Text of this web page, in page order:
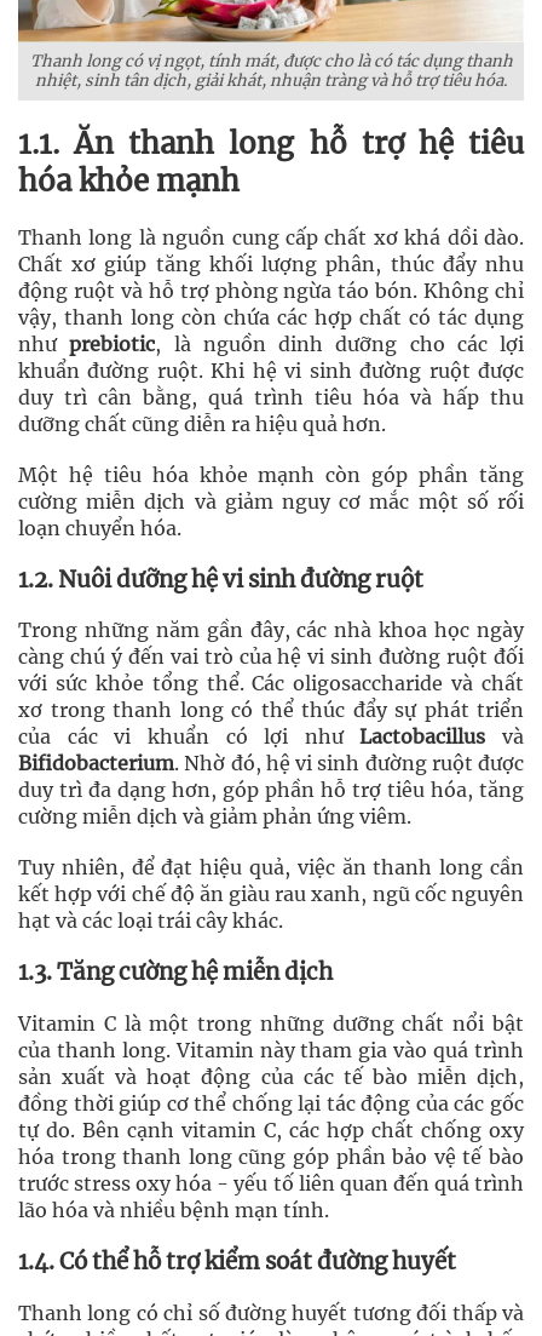
Thanh long có vị ngọt, tính mát, được cho là có tác dụng thanh
nhiệt, sinh tân dịch, giải khát, nhuận tràng và hỗ trợ tiêu hóa.
1.1. Ăn thanh long hỗ trợ hệ tiêu
hóa khỏe mạnh
Thanh long là nguồn cung cấp chất xơ khá dồi dào.
Chất xơ giúp tăng khối lượng phân, thúc đẩy nhu
động ruột và hỗ trợ phòng ngừa táo bón. Không chỉ
vậy, thanh long còn chứa các hợp chất có tác dụng
nhưprebiotic, là nguồn dinh dưỡng cho các lợi
khuẩn đường ruột. Khi hệ vi sinh đường ruột được
duy trì cân bằng, quá trình tiêu hóa và hấp thu
dưỡng chất cũng diễn ra hiệu quả hơn.
Một hệ tiêu hóa khỏe mạnh còn góp phần tăng
cường miễn dịch và giảm nguy cơ mắc một số rối
loạn chuyển hóa.
1.2. Nuôi dưỡng hệ vi sinh đường ruột
Trong những năm gần đây, các nhà khoa học ngày
càng chú ý đến vai trò của hệ vi sinh đường ruột đối
với sức khỏe tổng thể. Các oligosaccharide và chất
xơ trong thanh long có thể thúc đẩy sự phát triển
của các vi khuẩn có lợi nhưLactobacillus và
Bifidobacterium. Nhờ đó, hệ vi sinh đường ruột được
duy trì đa dạng hơn, góp phần hỗ trợ tiêu hóa, tăng
cường miễn dịch và giảm phản ứng viêm.
Tuy nhiên, để đạt hiệu quả, việc ăn thanh long cần
kết hợp với chế độ ăn giàu rau xanh, ngũ cốc nguyên
hạt và các loại trái cây khác.
1.3. Tăng cường hệ miễn dịch
Vitamin C là một trong những dưỡng chất nổi bật
của thanh long. Vitamin này tham gia vào quá trình
sản xuất và hoạt động của các tế bào miễn dịch,
đồng thời giúp cơ thể chống lại tác động của các gốc
tự do. Bên cạnh vitamin C, các hợp chất chống oxy
hóa trong thanh long cũng góp phần bảo vệ tế bào
trước stress oxy hóa - yếu tố liên quan đến quá trình
lão hóa và nhiều bệnh mạn tính.
1.4. Có thể hỗ trợ kiểm soát đường huyết
Thanh long có chỉ số đường huyết tương đối thấp và